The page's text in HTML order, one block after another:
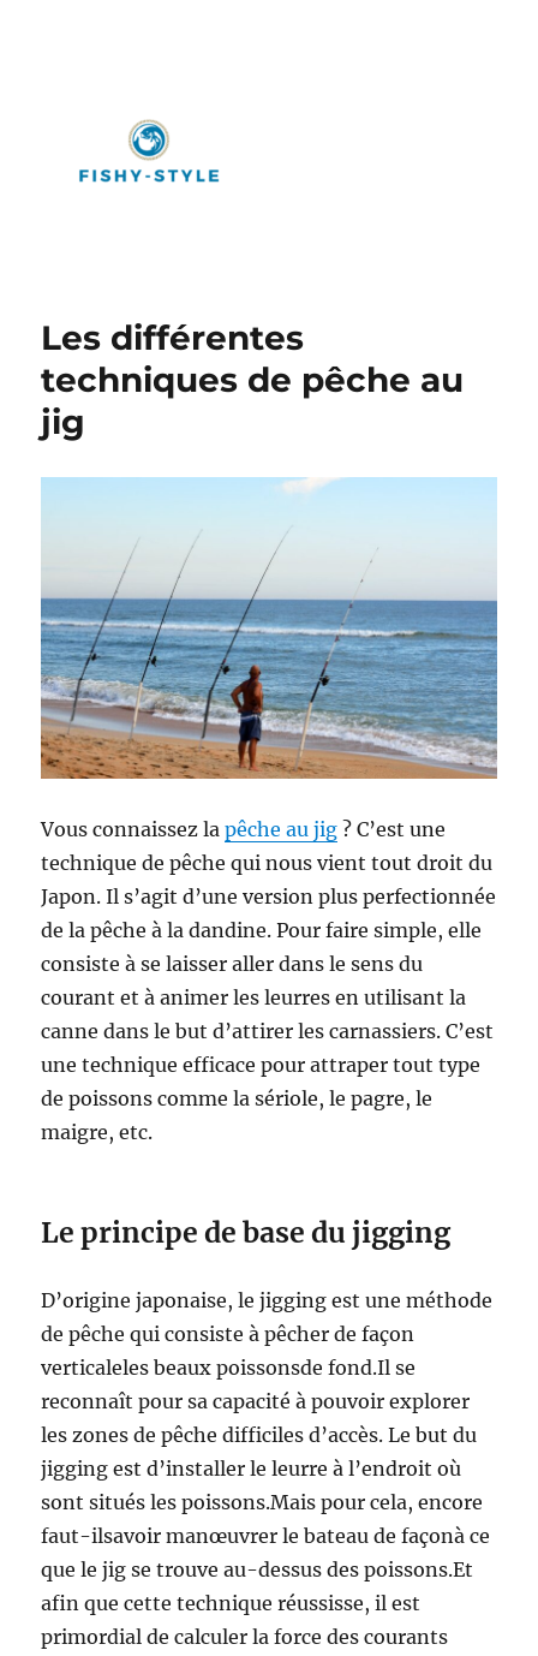
Les différentes
techniques de pêche au
jig
Vous connaissez lapêche au jig ? C’est une
technique de pêche qui nous vient tout droit du
Japon. Il s’agit d’une version plus perfectionnée
de la pêche à la dandine. Pour faire simple, elle
consiste à se laisser aller dans le sens du
courant et à animer les leurres en utilisant la
canne dans le but d’attirer les carnassiers. C’est
une technique efficace pour attraper tout type
de poissons comme la sériole, le pagre, le
maigre, etc.
Le principe de base du jigging
D’origine japonaise, le jigging est une méthode
de pêche qui consiste à pêcher de façon
verticaleles beaux poissonsde fond.Il se
reconnaît pour sa capacité à pouvoir explorer
les zones de pêche difficiles d’accès. Le but du
jigging est d’installer le leurre à l’endroit où
sont situés les poissons.Mais pour cela, encore
faut-ilsavoir manœuvrer le bateau de façonà ce
que le jig se trouve au-dessus des poissons.Et
afin que cette technique réussisse, il est
primordial de calculer la force des courants